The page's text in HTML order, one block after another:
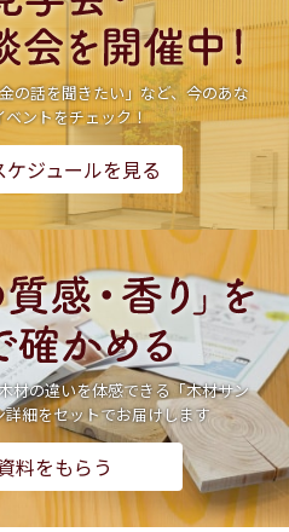
の話を聞きたい」など、今のあな
ントをチェック！
ジュールを見る
材の違いを体感できる「木材サン
細をセットでお届けします
料をもらう